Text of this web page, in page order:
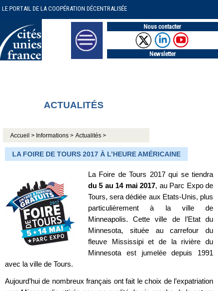
LE PORTAIL DE LA COOPÉRATION DÉCENTRALISÉE
Nous contacter
Newsletter
ACTUALITÉS
Accueil > Informations > Actualités >
LA FOIRE DE TOURS 2017 À L’HEURE AMÉRICAINE
La Foire de Tours 2017 qui se tiendra
du 5 au 14 mai 2017, au Parc Expo de
Tours, sera dédiée aux Etats-Unis, plus
particulièrement à la ville de
Minneapolis. Cette ville de l’Etat du
Minnesota, située au carrefour du
fleuve Mississipi et de la rivière du
Minnesota est jumelée depuis 1991
avec la ville de Tours.
Aujourd’hui de nombreux français ont fait le choix de l’expatriation